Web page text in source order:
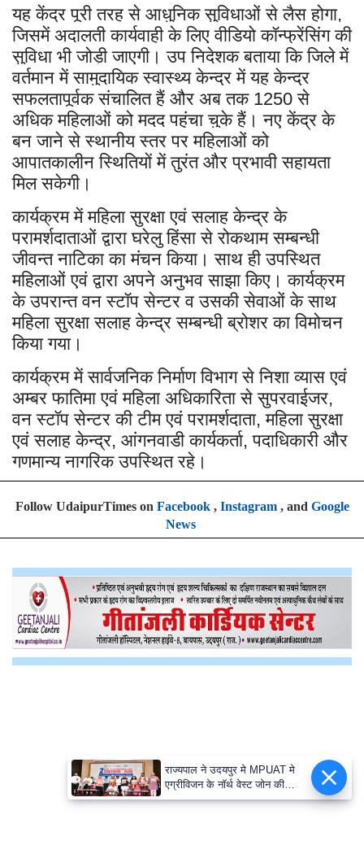
यह केंद्र पूरी तरह से आधुनिक सुविधाओं से लैस होगा,
जिसमें अदालती कार्यवाही के लिए वीडियो कॉन्फ्रेंसिंग की
सुविधा भी जोड़ी जाएगी। उप निदेशक बताया कि जिले में
वर्तमान में सामुदायिक स्वास्थ्य केन्द्र में यह केन्द्र
सफलतापूर्वक संचालित हैं और अब तक 1250से
अधिक महिलाओं को मदद पहुंचा चुके हैं। नए केंद्र के
बन जाने से स्थानीय स्तर पर महिलाओं को
आपातकालीन स्थितियों में तुरंत और प्रभावी सहायता
मिल सकेगी।
कार्यक्रम में महिला सुरक्षा एवं सलाह केन्द्र के
परामर्शदाताओं द्वारा घरेलु हिंसा से रोकथाम सम्बन्धी
जीवन्त नाटिका का मंचन किया। साथ ही उपस्थित
महिलाओं एवं द्वारा अपने अनुभव साझा किए। कार्यक्रम
के उपरान्त वन स्टॉप सेन्टर व उसकी सेवाओं के साथ
महिला सुरक्षा सलाह केन्द्र सम्बन्धी ब्रोशर का विमोचन
किया गया।
कार्यक्रम में सार्वजनिक निर्माण विभाग से निशा व्यास एवं
अम्बर फातिमा एवं महिला अधिकारिता से सुपरवाईजर,
वन स्टॉप सेन्टर की टीम एवं परामर्शदाता,महिला सुरक्षा
एवं सलाह केन्द्र, आंगनवाडी कार्यकर्ता,पदाधिकारी और
गणमान्य नागरिक उपस्थित रहे।
Follow UdaipurTimes on Facebook, Instagram, and Google
News
राज्यपाल ने उदयपुर मे MPUAT मे
एग्रीविजन के नॉर्थ वेस्ट जोन की
द्वितीय कॉन्फ्रेंस का शुभारंभ किया